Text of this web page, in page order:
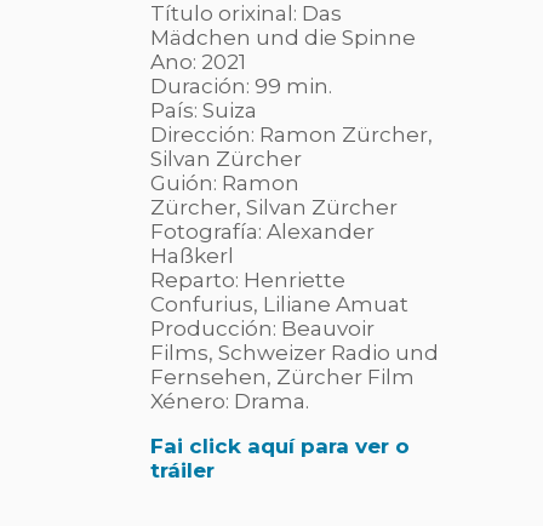
Título orixinal: Das
Mädchen und die Spinne
Ano: 2021
Duración: 99 min.
País: Suiza
Dirección: Ramon Zürcher,
Silvan Zürcher
Guión: Ramon
Zürcher, Silvan Zürcher
Fotografía: Alexander
Haßkerl
Reparto: Henriette
Confurius, Liliane Amuat
Producción: Beauvoir
Films, Schweizer Radio und
Fernsehen, Zürcher Film
Xénero: Drama.
Fai click aquí para ver o
tráiler